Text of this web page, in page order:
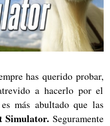
has querido probar,
a hacerlo por el
más abultado que las
Simulator. Seguramente